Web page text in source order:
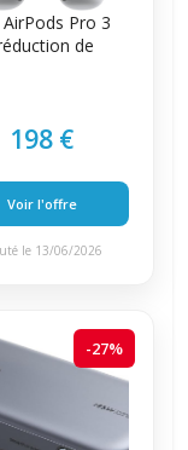
Pro 3
de
198 €
Voir l'offre
le 13/06/2026
-27%